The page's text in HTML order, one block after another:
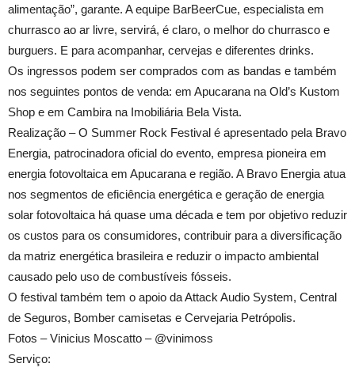
alimentação”, garante. A equipe BarBeerCue, especialista em
churrasco ao ar livre, servirá, é claro, o melhor do churrasco e
burguers. E para acompanhar, cervejas e diferentes drinks.
Os ingressos podem ser comprados com as bandas e também
nos seguintes pontos de venda: em Apucarana na Old’s Kustom
Shop e em Cambira na Imobiliária Bela Vista.
Realização – O Summer Rock Festival é apresentado pela Bravo
Energia, patrocinadora oficial do evento, empresa pioneira em
energia fotovoltaica em Apucarana e região. A Bravo Energia atua
nos segmentos de eficiência energética e geração de energia
solar fotovoltaica há quase uma década e tem por objetivo reduzir
os custos para os consumidores, contribuir para a diversificação
da matriz energética brasileira e reduzir o impacto ambiental
causado pelo uso de combustíveis fósseis.
O festival também tem o apoio da Attack Audio System, Central
de Seguros, Bomber camisetas e Cervejaria Petrópolis.
Fotos – Vinicius Moscatto – @vinimoss
Serviço: